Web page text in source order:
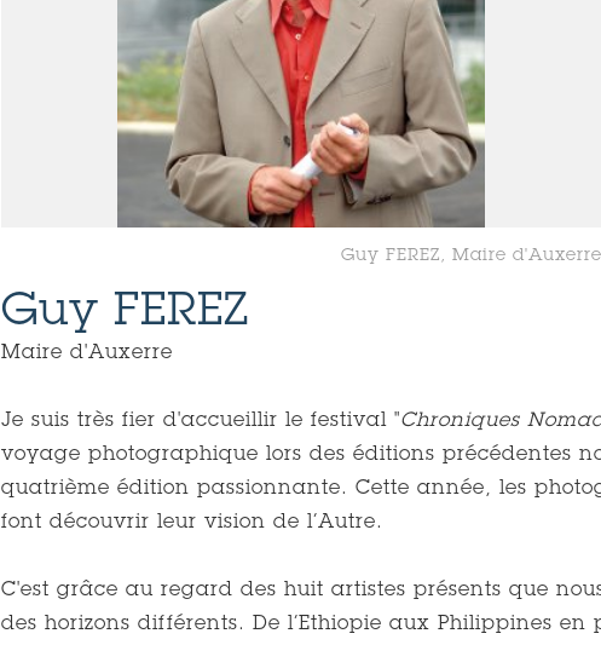
Guy FEREZ, Maire d'Auxerre
Guy FEREZ
Maire d'Auxerre
Je suis très fier d'accueillir le festival "Chroniques
voyage photographique lors des éditions précédentes
quatrième édition passionnante. Cette année, les
font découvrir leur vision de l’Autre.
C'est grâce au regard des huit artistes présents que
des horizons différents. De l’Ethiopie aux Philippines